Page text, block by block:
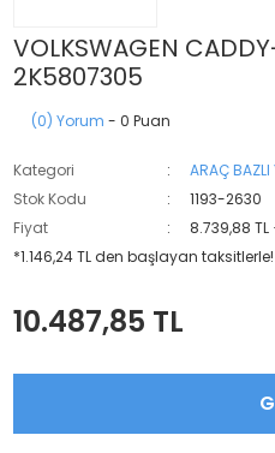
VOLKSWAGEN
2K5807305
(0) Yorum - 0 Puan
Kategori
ARAÇ BAZLI
Stok Kodu
1193-2630
Fiyat
8.739,88 TL
*1.146,24 TL den başlayan taksitlerle!
10.487,85 TL